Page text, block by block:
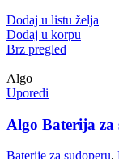
Dodaj u listu želja
Dodaj u korpu
Brz pregled
Algo
Uporedi
Algo Baterija
Baterije za sudoperu,